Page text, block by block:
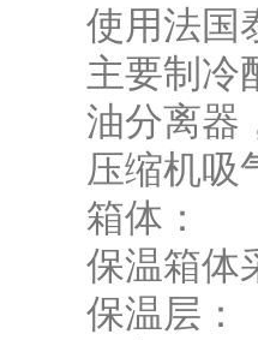
使用法国
主要制冷
油分离器
压缩机吸
箱体：
保温箱体
保温层：